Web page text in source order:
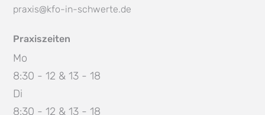
praxis@kfo-in-schwerte.de
Praxiszeiten
Mo
8:30 - 12 & 13 - 18
Di
8:30 - 12 & 13 - 18